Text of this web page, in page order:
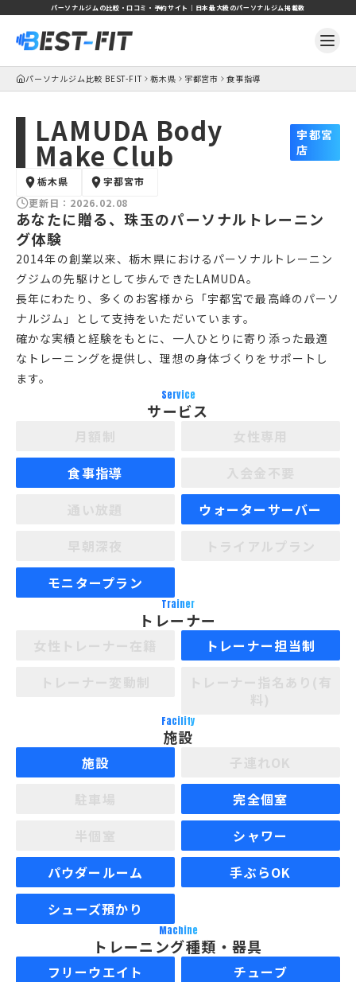
パーソナルジムの比較・口コミ・予約サイト｜日本最大級のパーソナルジム掲載数
パーソナルジム比較 BEST-FIT 栃木県 宇都宮市 食事指導
LAMUDA Body
Make Club
宇都宮
店
栃木県
宇都宮市
更新日： 2026.02.08
あなたに贈る、珠玉のパーソナルトレーニン
グ体験
2014年の創業以来、栃木県におけるパーソナルトレーニン
グジムの先駆けとして歩んできたLAMUDA。
長年にわたり、多くのお客様から「宇都宮で最高峰のパーソ
ナルジム」として支持をいただいています。
確かな実績と経験をもとに、一人ひとりに寄り添った最適
なトレーニングを提供し、理想の身体づくりをサポートし
ます。
Service
サービス
食事指導
ウォーターサーバー
モニタープラン
Trainer
トレーナー
トレーナー担当制
Facility
施設
施設
完全個室
シャワー
パウダールーム
手ぶらOK
シューズ預かり
Machine
トレーニング種類・器具
フリーウエイト
チューブ